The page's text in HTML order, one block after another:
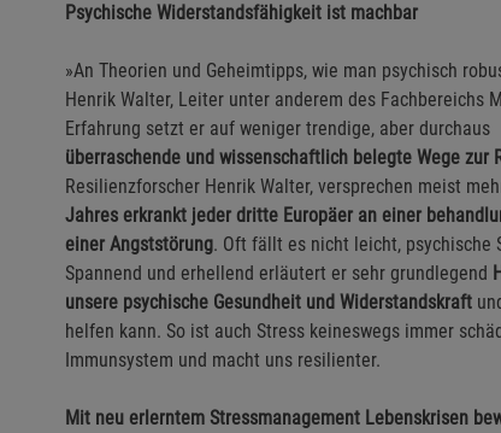
Psychische Widerstandsfähigkeit ist machbar
»An Theorien und Geheimtipps, wie man psychisch
Henrik Walter, Leiter unter anderem des
Erfahrung setzt er auf weniger trendige, aber durchaus
überraschende und wissenschaftlich belegte Wege zur
Resilienzforscher Henrik Walter, versprechen meist
Jahres erkrankt jeder dritte Europäer an einer
einer Angststörung. Oft fällt es nicht leicht, psychische
Spannend und erhellend erläutert er sehr grundlegend
unsere psychische Gesundheit und Widerstandskraft
helfen kann. So ist auch Stress keineswegs immer
Immunsystem und macht uns resilienter.
Mit neu erlerntem Stressmanagement Lebenskrisen